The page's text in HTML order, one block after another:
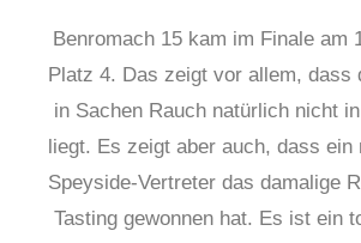
Benromach 15 kam im Finale am
Platz 4. Das zeigt vor allem, dass
in Sachen Rauch natürlich nicht
liegt. Es zeigt aber auch, dass ein
Speyside-Vertreter das damalige
Tasting gewonnen hat. Es ist ein